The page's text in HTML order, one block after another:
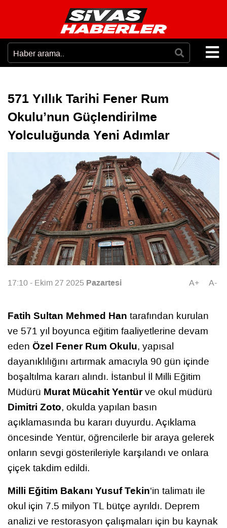
571 Yıllık Tarihi Fener Rum
Okulu’nun Güçlendirilme
Yolculuğunda Yeni Adımlar
17:10 - Ekim 27 2025 Pazartesi A+ A-
Fatih Sultan Mehmed Han tarafından kurulan
ve 571 yıl boyunca eğitim faaliyetlerine devam
eden Özel Fener Rum Okulu, yapısal
dayanıklılığını artırmak amacıyla 90 gün içinde
boşaltılma kararı alındı. İstanbul İl Milli Eğitim
Müdürü Murat Mücahit Yentürve okul müdürü
Dimitri Zoto, okulda yapılan basın
açıklamasında bu kararı duyurdu. Açıklama
öncesinde Yentür, öğrencilerle bir araya gelerek
onların sevgi gösterileriyle karşılandı ve onlara
çiçek takdim edildi.
Milli Eğitim Bakanı Yusuf Tekin‘in talimatı ile
okul için 7.5 milyon TL bütçe ayrıldı. Deprem
analizi ve restorasyon çalışmaları için bu kaynak